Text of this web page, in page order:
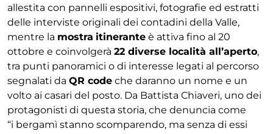
allestita con pannelli espositivi, fotografie ed estratti
delle interviste originali dei contadini della Valle,
mentre la mostra itinerante è attiva fino al 20
ottobre e coinvolgerà 22 diverse località all’aperto,
tra punti panoramici o di interesse legati al percorso
segnalati da QR code che daranno un nome e un
volto ai casari del posto. Da Battista Chiaveri, uno dei
protagonisti di questa storia, che denuncia come
“i bergamì stanno scomparendo, ma senza di essi